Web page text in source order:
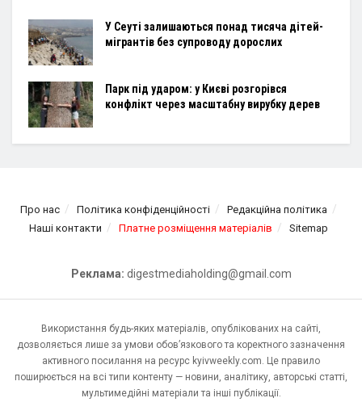
У Сеуті залишаються понад тисяча дітей-
мігрантів без супроводу дорослих
Парк під ударом: у Києві розгорівся
конфлікт через масштабну вирубку дерев
Про нас Політика конфіденційності
Редакційна політика
Наші контакти
Платне розміщення матеріалів Sitemap
Реклама: digestmediaholding@gmail.com
Використання будь-яких матеріалів, опублікованих на сайті,
дозволяється лише за умови обов’язкового та коректного зазначення
активного посилання на ресурс kyivweekly.com. Це правило
поширюється на всі типи контенту — новини, аналітику, авторські статті,
мультимедійні матеріали та інші публікації.